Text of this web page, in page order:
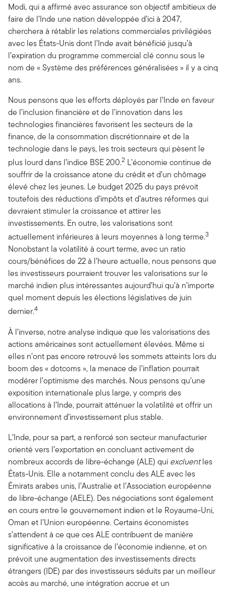
Modi, qui a affirmé avec assurance son objectif ambitieux de
faire de l’Inde une nation développée d’ici à 2047,
cherchera à rétablir les relations commerciales privilégiées
avec les États-Unis dont l’Inde avait bénéficié jusqu’à
l’expiration du programme commercial clé connu sous le
nom de « Système des préférences généralisées » il y a cinq
ans.
Nous pensons que les efforts déployés par l’Inde en faveur
de l’inclusion financière et de l’innovation dans les
technologies financières favorisent les secteurs de la
finance, de la consommation discrétionnaire et de la
technologie dans le pays, les trois secteurs qui pèsent le
plus lourd dans l’indice BSE 200.2 L’économie continue de
souffrir de la croissance atone du crédit et d’un chômage
élevé chez les jeunes. Le budget 2025 du pays prévoit
toutefois des réductions d’impôts et d’autres réformes qui
devraient stimuler la croissance et attirer les
investissements. En outre, les valorisations sont
actuellement inférieures à leurs moyennes à long terme.3
Nonobstant la volatilité à court terme, avec un ratio
cours/bénéfices de 22 à l’heure actuelle, nous pensons que
les investisseurs pourraient trouver les valorisations sur le
marché indien plus intéressantes aujourd’hui qu’à n’importe
quel moment depuis les élections législatives de juin
dernier.4
À l’inverse, notre analyse indique que les valorisations des
actions américaines sont actuellement élevées. Même si
elles n’ont pas encore retrouvé les sommets atteints lors du
boom des « dotcoms », la menace de l’inflation pourrait
modérer l’optimisme des marchés. Nous pensons qu’une
exposition internationale plus large, y compris des
allocations à l’Inde, pourrait atténuer la volatilité et offrir un
environnement d’investissement plus stable.
L’Inde, pour sa part, a renforcé son secteur manufacturier
orienté vers l’exportation en concluant activement de
nombreux accords de libre-échange (ALE) qui excluentles
États-Unis. Elle a notamment conclu des ALE avec les
Émirats arabes unis, l’Australie et l’Association européenne
de libre-échange (AELE). Des négociations sont également
en cours entre le gouvernement indien et le Royaume-Uni,
Oman et l’Union européenne. Certains économistes
s’attendent à ce que ces ALE contribuent de manière
significative à la croissance de l’économie indienne, et on
prévoit une augmentation des investissements directs
étrangers (IDE) par des investisseurs séduits par un meilleur
accès au marché, une intégration accrue et un